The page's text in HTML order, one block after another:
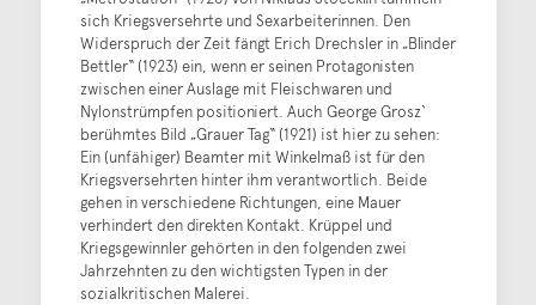
sich Kriegsversehrte und Sexarbeiterinnen. Den
Widerspruch der Zeit fängt Erich Drechsler in „Blinder
Bettler“ (1923) ein, wenn er seinen Protagonisten
zwischen einer Auslage mit Fleischwaren und
Nylonstrümpfen positioniert. Auch George Grosz‘
berühmtes Bild „Grauer Tag“ (1921) ist hier zu sehen:
Ein (unfähiger) Beamter mit Winkelmaß ist für den
Kriegsversehrten hinter ihm verantwortlich. Beide
gehen in verschiedene Richtungen, eine Mauer
verhindert den direkten Kontakt. Krüppel und
Kriegsgewinnler gehörten in den folgenden zwei
Jahrzehnten zu den wichtigsten Typen in der
sozialkritischen Malerei.